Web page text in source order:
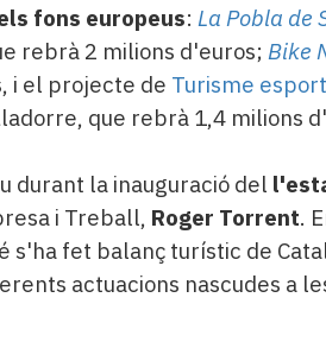
fons europeus: La Pobla de
rebrà 2 milions d'euros; Bike
i el projecte de Turisme
que rebrà 1,4 milions
durant la inauguració del
i Treball, Roger Torrent.
fet balanç turístic de
actuacions nascudes a